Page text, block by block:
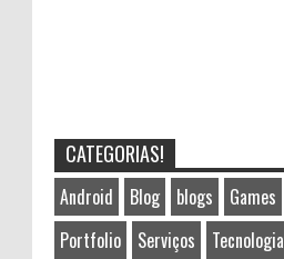
CATEGORIAS!
Android Blog blogs Games
Portfolio
Serviços Tecnologia